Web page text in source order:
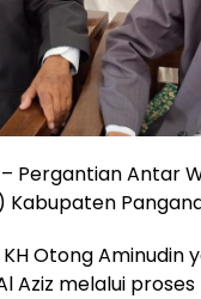
– Pergantian Antar
Kabupaten
Otong Aminudin
Aziz melalui proses